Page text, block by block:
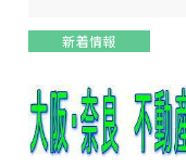
新着情報